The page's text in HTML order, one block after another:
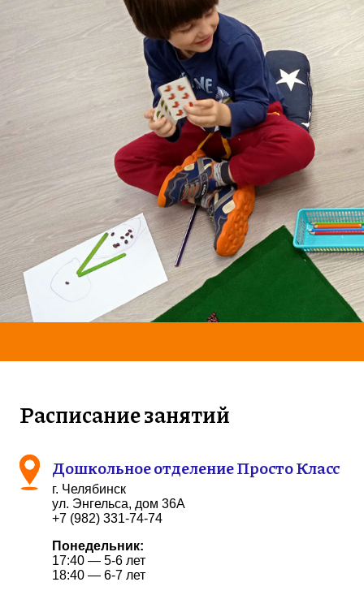
Расписание занятий
Дошкольное отделение Просто Класс
г. Челябинск
ул. Энгельса, дом 36А
+7 (982) 331-74-74
Понедельник:
17:40 — 5-6 лет
18:40 — 6-7 лет